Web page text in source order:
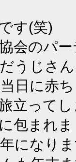
す(笑)
会のパ
うじさ
日に赤
立って
包まれ
になり